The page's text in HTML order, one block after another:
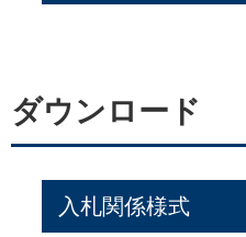
ダウンロード
入札関係様式